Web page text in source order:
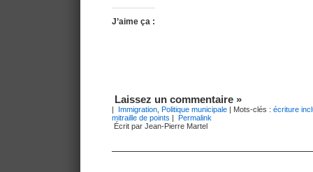
J’aime ça :
Laissez un commentaire »
| Immigration Politique municipale | Mots-clés : écriture
mitraille de points | Permalink
Écrit par Jean-Pierre Martel